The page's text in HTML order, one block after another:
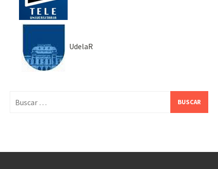
UdelaR